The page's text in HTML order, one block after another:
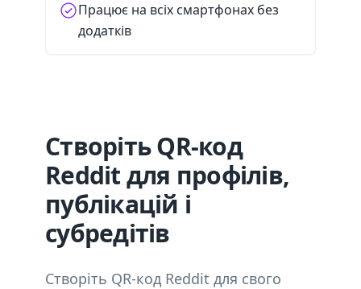
Працює на всіх смартфонах без
додатків
Створіть QR-код
Reddit для профілів,
публікацій і
субредітів
Створіть QR-код Reddit для свого